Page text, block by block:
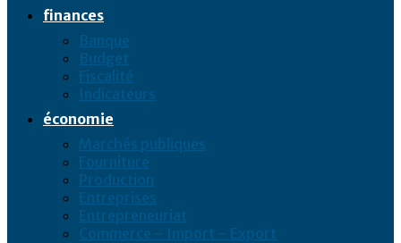
finances
Banque
Budget
Fiscalité
Indicateurs
économie
Marchés publiques
Fourniture
Production
Entreprises
Entrepreneuriat
Commerce – Import – Export